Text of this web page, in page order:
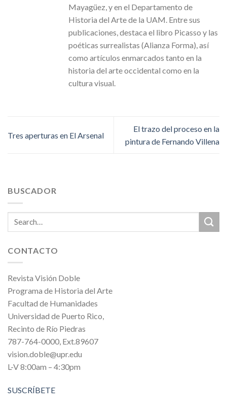
Mayagüez, y en el Departamento de
Historia del Arte de la UAM. Entre sus
publicaciones, destaca el libro Picasso y las
poéticas surrealistas (Alianza Forma), así
como artículos enmarcados tanto en la
historia del arte occidental como en la
cultura visual.
Tres aperturas en El Arsenal
El trazo del proceso en la
pintura de Fernando Villena
BUSCADOR
CONTACTO
Revista Visión Doble
Programa de Historia del Arte
Facultad de Humanidades
Universidad de Puerto Rico,
Recinto de Río Piedras
787-764-0000, Ext.89607
vision.doble@upr.edu
L-V 8:00am – 4:30pm
SUSCRÍBETE